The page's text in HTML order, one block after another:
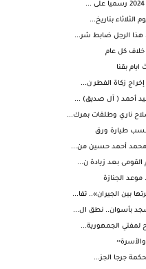
بتاريخ...
هذا الرجل ضابط شر...
خلاف كل عام
زكاة الفطر ن...
أحمد ( آل صديق) ...
طيارة ورق
/ محمد أحمد حسين من...
بعد زيادة ن...
موعد الجنازة
بين الجيران».. تفا...
بأسوان.. نطق ال...
لمفتي الجمهورية...
جرجا الجز...